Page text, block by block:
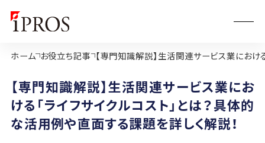
ホーム お役立ち記事 【専門知識解説】生活関連サービス業におけ
【専門知識解説】生活関連サービス業にお
ける「ライフサイクルコスト」とは？具体的
な活用例や直面する課題を詳しく解説！